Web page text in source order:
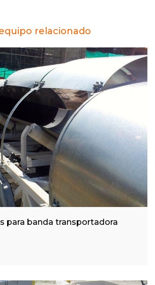
relacionado
para banda transportadora